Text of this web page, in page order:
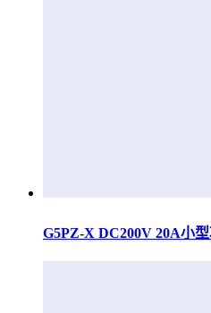
G5PZ-X DC200V 20A小